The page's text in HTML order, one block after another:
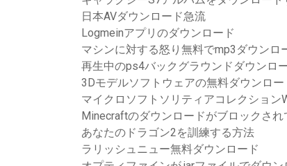
日本AVダウンロード急流
Logmeinアプリのダウンロード
マシンに対する怒り無料でmp3ダウンロ
再生中のps4バックグラウンドダウンロ
3Dモデルソフトウェアの無料ダウンロ
マイクロソフトソリティアコレクション
Minecraftのダウンロードがブロックさ
あなたのドラゴン2を訓練する方法
ラリッシュニュー無料ダウンロード